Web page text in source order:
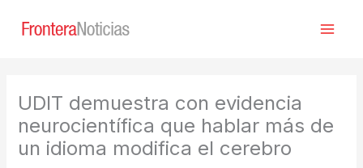
UDIT demuestra con evidencia
neurocientífica que hablar más de
un idioma modifica el cerebro